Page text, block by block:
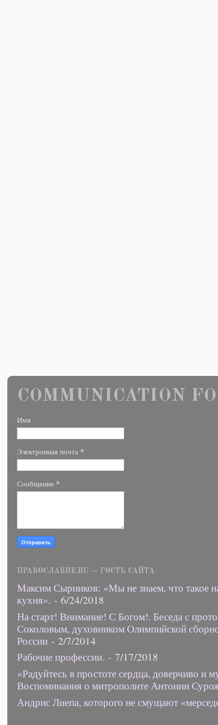
COMMUNICATION
Имя
Электронная почта *
Сообщение *
ПРАВОСЛАВИЕ.RU — ГОСТЬ САЙТА
Максим Сырников: «Мы не знаем, что такое
кухня». - 6/24/2018
На старт! Внимание! С Богом!. Беседа с
Соколовым, духовником Олимпийской
России - 2/7/2014
Рабочие профессии. - 7/17/2018
«Радуйтесь в простоте сердца, доверчиво и
Воспоминания о митрополите Антонии
Андрис Лиепа, которого не смущают